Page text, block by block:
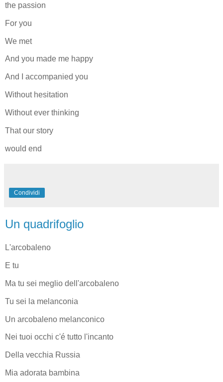
the passion
For you
We met
And you made me happy
And I accompanied you
Without hesitation
Without ever thinking
That our story
would end
Condividi
Un quadrifoglio
L'arcobaleno
E tu
Ma tu sei meglio dell'arcobaleno
Tu sei la melanconia
Un arcobaleno melanconico
Nei tuoi occhi c'é tutto l'incanto
Della vecchia Russia
Mia adorata bambina